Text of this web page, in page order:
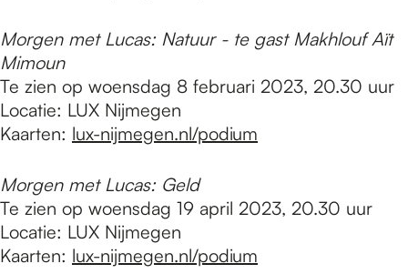
Morgen met Lucas: Natuur - te gast Makhlouf Aït
Mimoun
Te zien op woensdag 8 februari 2023, 20.30 uur
Locatie: LUX Nijmegen
Kaarten: lux-nijmegen.nl/podium
Morgen met Lucas: Geld
Te zien op woensdag 19 april 2023, 20.30 uur
Locatie: LUX Nijmegen
Kaarten: lux-nijmegen.nl/podium